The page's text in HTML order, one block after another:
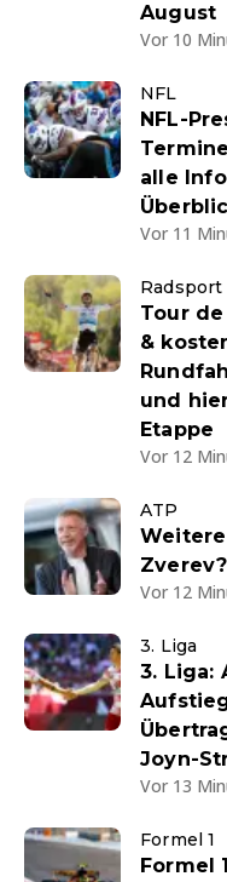
August
Vor 10
NFL
NFL-
alle
Vor 11
Radsport
Tour
&
und
Etappe
Vor 12
ATP
Vor 12
3. Liga
3. Liga:
Joyn-
Vor 13
Formel 1
Formel